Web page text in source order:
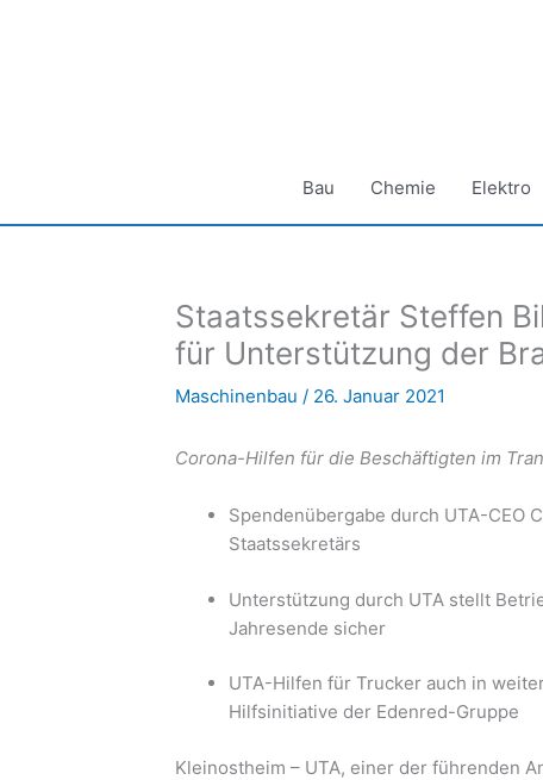
Bau Chemie Elektro
Staatssekretär Steffen
für Unterstützung der
Maschinenbau / 26. Januar 2021
Corona-Hilfen für die Beschäftigten im
Spendenübergabe durch UTA-CEO
Staatssekretärs
Unterstützung durch UTA stellt
Jahresende sicher
UTA-Hilfen für Trucker auch in
Hilfsinitiative der Edenred-Gruppe
Kleinostheim – UTA, einer der führenden